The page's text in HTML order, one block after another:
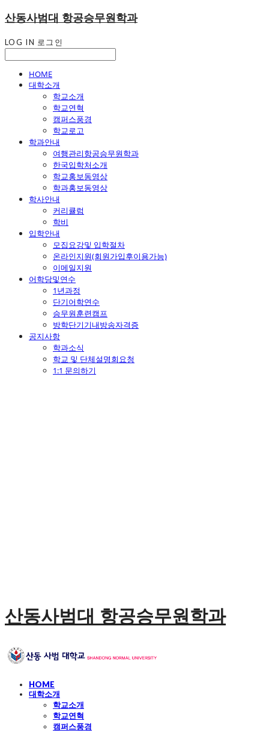
산동사범대 항공승무원학과
LOG IN 로그인
HOME
대학소개
학교소개
학교연혁
캠퍼스풍경
학교로고
학과안내
여행관리항공승무원학과
한국입학처소개
학교홍보동영상
학과홍보동영상
학사안내
커리큘럼
학비
입학안내
모집요강및 입학절차
온라인지원(회원가입후이용가능)
이메일지원
어학당및연수
1년과정
단기어학연수
승무원훈련캠프
방학단기기내방송자격증
공지사항
학과소식
학교 및 단체설명회요청
1:1 문의하기
산동사범대 항공승무원학과
HOME
대학소개
학교소개
학교연혁
캠퍼스풍경